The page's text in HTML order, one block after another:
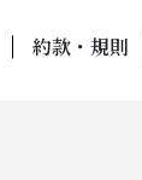
約款・規則